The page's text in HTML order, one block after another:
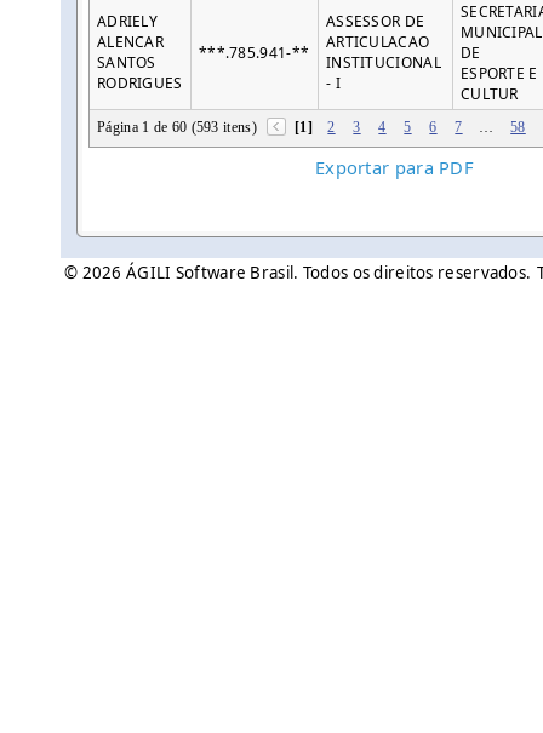
ADRIELY
ALENCAR
SANTOS
RODRIGUES
***.785.941-**
ASSESSOR DE
ARTICULACAO
INSTITUCIONAL
- I
MUNICIPAL
DE
ESPORTE E
CULTUR
Página 1 de 60 (593 itens) [1] 2 3 4 5 6 7 … 58
Exportar para PDF
© 2026 ÁGILI Software Brasil. Todos os direitos reservados.